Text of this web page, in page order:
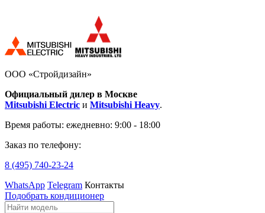
ООО «Стройдизайн»
Официальный дилер в Москве
Mitsubishi Electric и Mitsubishi Heavy.
Время работы: ежедневно: 9:00 - 18:00
Заказ по телефону:
8 (495) 740-23-24
WhatsApp Telegram Контакты
Подобрать кондиционер